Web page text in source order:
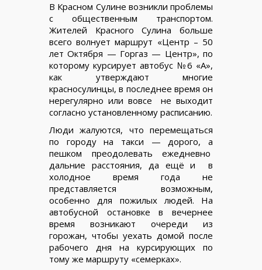
В Красном Сулине возникли проблемы
с общественным транспортом.
Жителей Красного Сулина больше
всего волнует маршрут «Центр – 50
лет Октября — Горгаз — Центр», по
которому курсирует автобус №6 «А»,
как утверждают многие
красносулинцы, в последнее время он
нерегулярно или вовсе не выходит
согласно установленному расписанию.
Люди жалуются, что перемещаться
по городу на такси — дорого, а
пешком преодолевать ежедневно
дальние расстояния, да ещё и в
холодное время года не
представляется возможным,
особенно для пожилых людей. На
автобусной остановке в вечернее
время возникают очереди из
горожан, чтобы уехать домой после
рабочего дня на курсирующих по
тому же маршруту «семерках».